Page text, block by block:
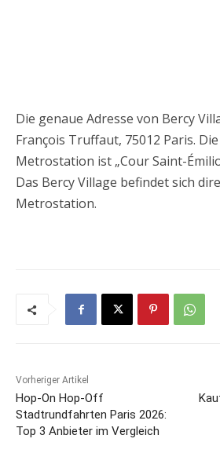
Die genaue Adresse von Bercy
François Truffaut, 75012 Paris.
Metrostation ist „Cour Saint-
Das Bercy Village befindet sich
Metrostation.
Vorheriger Artikel
Hop-On Hop-Off
Stadtrundfahrten Paris 2026:
Top 3 Anbieter im Vergleich